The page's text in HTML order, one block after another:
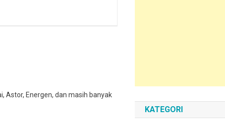
Astor, Energen, dan masih banyak
KATEGORI